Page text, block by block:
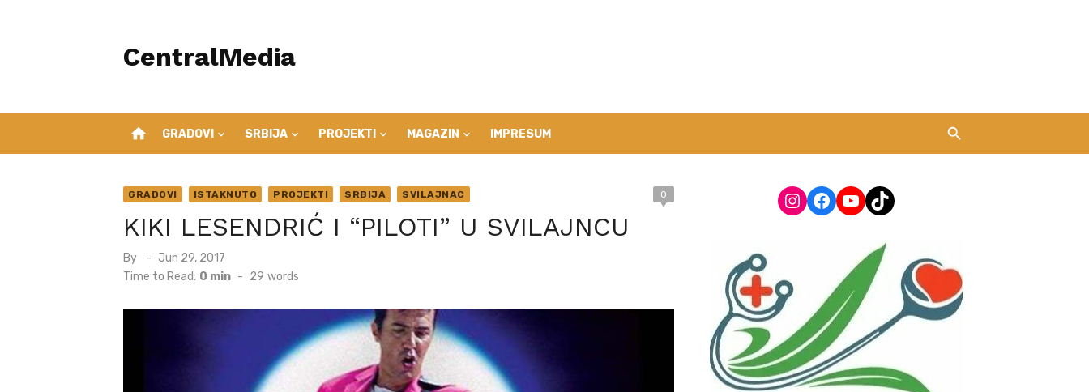
CentralMedia
home GRADOVI SRBIJA PROJEKTI MAGAZIN IMPRESUM
GRADOVI ISTAKNUTO PROJEKTI SRBIJA SVILAJNAC 0
KIKI LESENDRIĆ I “PILOTI” U SVILAJNCU
By
Posted
on
Jun 29, 2017
Time to Read: 0 min - 29 words
Instagram
Facebook
YouTube
TikTok